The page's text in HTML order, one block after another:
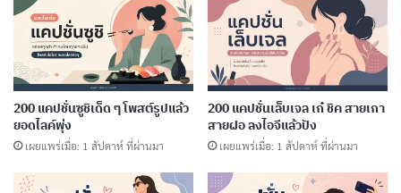
ปีนี้จะพานักเรียนไปพบกับความรู้ที่สนุก
กว่าเดิม
คัดลอก
เปิดประตูห้องเรียน เปิดใจรับความรู้ใหม่
ๆ
200 แคปชั่นซูชิเด็ด ๆ โพสต์รูปแล้ว
ยอดไลค์พุ่ง
เผยแพร่เมื่อ: 1 สัปดาห์ ที่ผ่านมา
200 แคปชั่นเล็บเจล เก๋ ชิค สายเกา
สายฝอ ลงไอจีแล้วปัง
เผยแพร่เมื่อ: 1 สัปดาห์ ที่ผ่านมา